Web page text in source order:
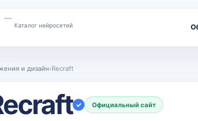
Каталог нейросетей
и дизайн›Recraft
✓ Официальный сайт